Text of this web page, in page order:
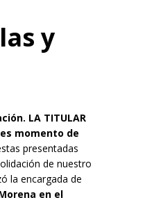
y
. LA TITULAR
momento de
presentadas
de nuestro
la encargada de
en el